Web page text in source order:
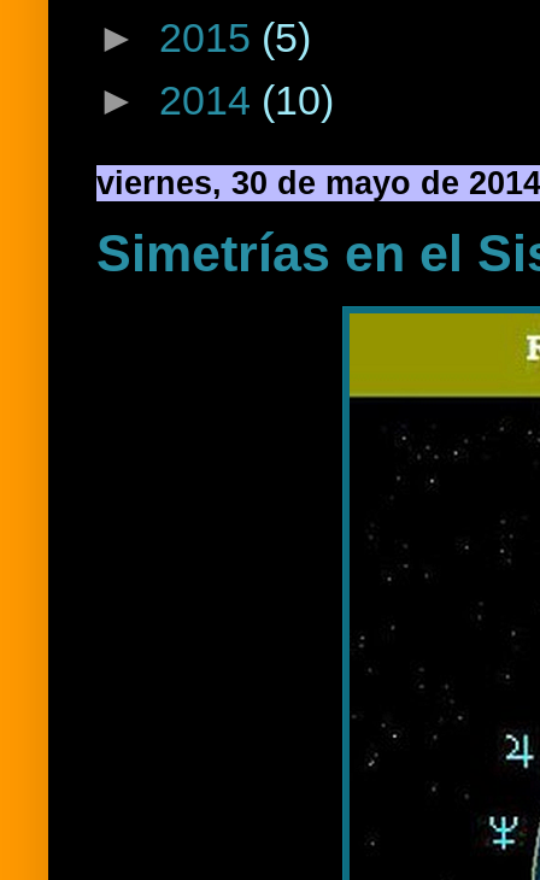
► 2015 (5)
► 2014 (10)
viernes, 30 de mayo de 2014
Simetrías en el